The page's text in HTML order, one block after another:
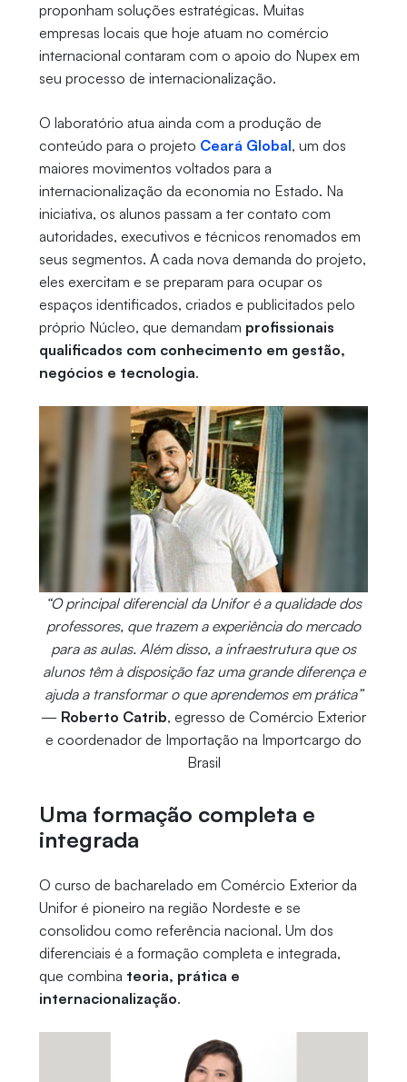
proponham soluções estratégicas. Muitas
empresas locais que hoje atuam no comércio
internacional contaram com o apoio do Nupex em
seu processo de internacionalização.
O laboratório atua ainda com a produção de
conteúdo para o projeto Ceará Global, um dos
maiores movimentos voltados para a
internacionalização da economia no Estado. Na
iniciativa, os alunos passam a ter contato com
autoridades, executivos e técnicos renomados em
seus segmentos. A cada nova demanda do projeto,
eles exercitam e se preparam para ocupar os
espaços identificados, criados e publicitados pelo
próprio Núcleo, que demandam profissionais
qualificados com conhecimento em gestão,
negócios e tecnologia.
“⁠O principal diferencial da Unifor é a qualidade dos
professores, que trazem a experiência do mercado
para as aulas. Além disso, a infraestrutura que os
alunos têm à disposição faz uma grande diferença e
ajuda a transformar o que aprendemos em prática”
— Roberto Catrib, egresso de Comércio Exterior
e coordenador de Importação na Importcargo do
Brasil
Uma formação completa e
integrada
O curso de bacharelado em Comércio Exterior da
Unifor é pioneiro na região Nordeste e se
consolidou como referência nacional. Um dos
diferenciais é a formação completa e integrada,
que combina teoria, prática e
internacionalização.